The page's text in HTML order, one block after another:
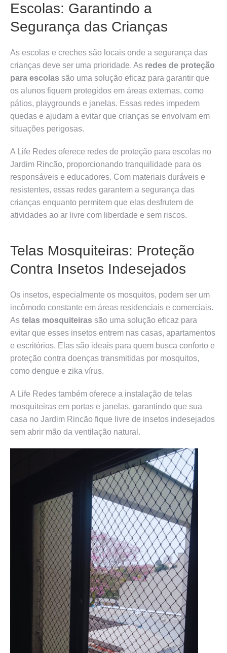
Escolas: Garantindo a
Segurança das Crianças
As escolas e creches são locais onde a segurança das
crianças deve ser uma prioridade. As redes de proteção
para escolas são uma solução eficaz para garantir que
os alunos fiquem protegidos em áreas externas, como
pátios, playgrounds e janelas. Essas redes impedem
quedas e ajudam a evitar que crianças se envolvam em
situações perigosas.
A Life Redes oferece redes de proteção para escolas no
Jardim Rincão, proporcionando tranquilidade para os
responsáveis e educadores. Com materiais duráveis e
resistentes, essas redes garantem a segurança das
crianças enquanto permitem que elas desfrutem de
atividades ao ar livre com liberdade e sem riscos.
Telas Mosquiteiras: Proteção
Contra Insetos Indesejados
Os insetos, especialmente os mosquitos, podem ser um
incômodo constante em áreas residenciais e comerciais.
As telas mosquiteiras são uma solução eficaz para
evitar que esses insetos entrem nas casas, apartamentos
e escritórios. Elas são ideais para quem busca conforto e
proteção contra doenças transmitidas por mosquitos,
como dengue e zika vírus.
A Life Redes também oferece a instalação de telas
mosquiteiras em portas e janelas, garantindo que sua
casa no Jardim Rincão fique livre de insetos indesejados
sem abrir mão da ventilação natural.